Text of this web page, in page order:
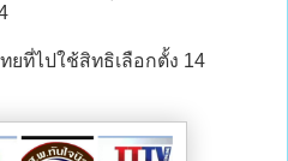
ที่ไปใช้สิทธิเลือกตั้ง 14